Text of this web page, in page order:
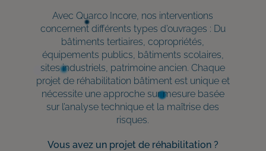
Avec Quarco Incore, nos interventions
concernent différents types d’ouvrages : Du
bâtiments tertiaires, copropriétés,
équipements publics, bâtiments scolaires,
sites industriels, patrimoine ancien. Chaque
projet de réhabilitation bâtiment est unique et
nécessite une approche sur mesure basée
sur l’analyse technique et la maîtrise des
risques.
Vous avez un projet de réhabilitation ?